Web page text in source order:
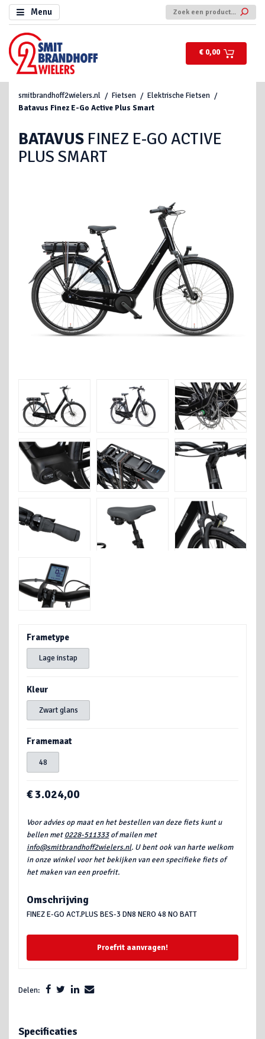
Menu
€ 0,00
smitbrandhoff2wielers.nl Fietsen
Elektrische Fietsen
Batavus Finez E-Go Active Plus Smart
BATAVUS FINEZ E-GO ACTIVE
PLUS SMART
Frametype
Lage instap
Kleur
Zwart glans
Framemaat
48
€ 3.024,00
Voor advies op maat en het bestellen van deze fiets kunt u
bellen met0228-511333of mailen met
info@smitbrandhoff2wielers.nl. U bent ook van harte welkom
in onze winkel voor het bekijken van een specifieke fiets of
het maken van een proefrit.
Omschrijving
FINEZ E-GO ACT.PLUS BES-3 DN8 NERO 48 NO BATT
Proefrit aanvragen!
Delen:
Specificaties